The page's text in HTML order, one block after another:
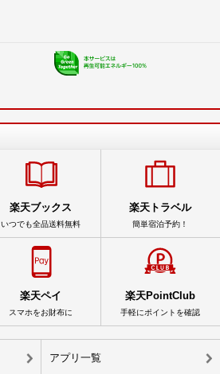
楽天ブックス
いつでも全品送料無料
楽天トラベル
簡単宿泊予約！
楽天ペイ
スマホをお財布に
楽天PointClub
手軽にポイントを確認
アプリ一覧